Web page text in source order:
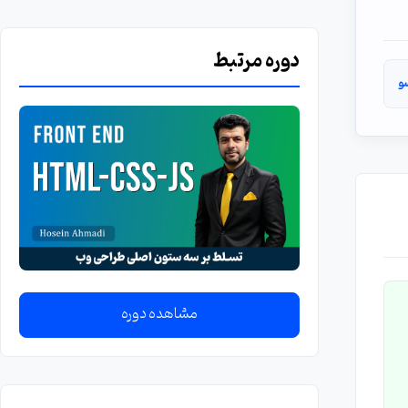
دوره مرتبط
مشاهده دوره